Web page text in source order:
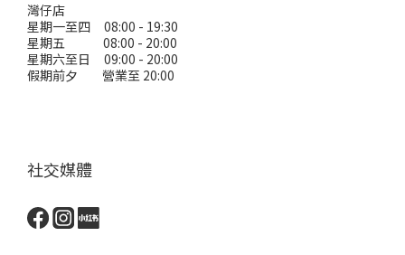
灣仔店
星期一至四 08:00 - 19:30
星期五 08:00 - 20:00
星期六至日 09:00 - 20:00
假期前夕 營業至 20:00
社交媒體